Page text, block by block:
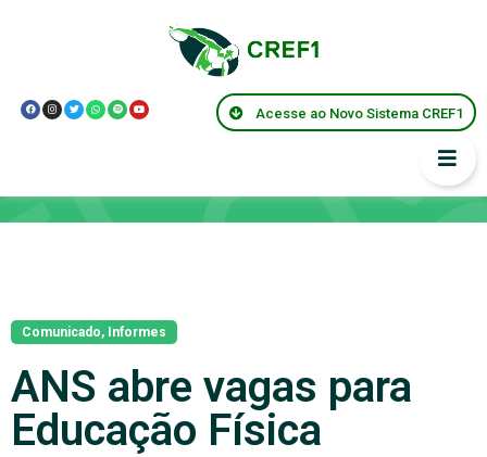
Acesse ao Novo Sistema CREF1
Comunicado, Informes
ANS abre vagas para
Educação Física